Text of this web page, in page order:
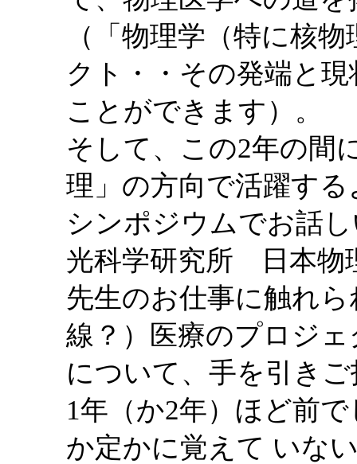
（「物理学（特に核
クト・・その発端と
ことができます）。
そして、この2年の間
理」の方向で活躍す
シンポジウムでお話
光科学研究所 日本物
先生のお仕事に触れ
線？）医療のプロジ
について、手を引き
1年（か2年）ほど前
か定かに覚えて いな